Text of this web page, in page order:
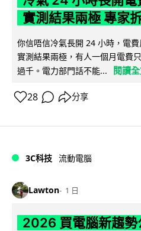
實測結果兩極 專家
你信唔信冷氣長開 24 小時，電
實測結果兩極，有人一個月電費
過千。電力部門話不能...
閱讀
28 分享
3C科技 流動電腦
Lawton 1 日
2026 買電腦新趨勢